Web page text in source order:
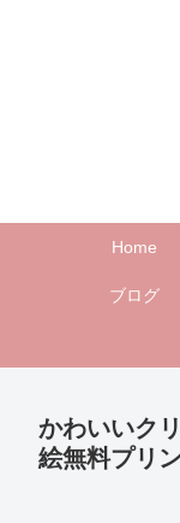
Home
ブログ
かわいいク
絵無料プリ